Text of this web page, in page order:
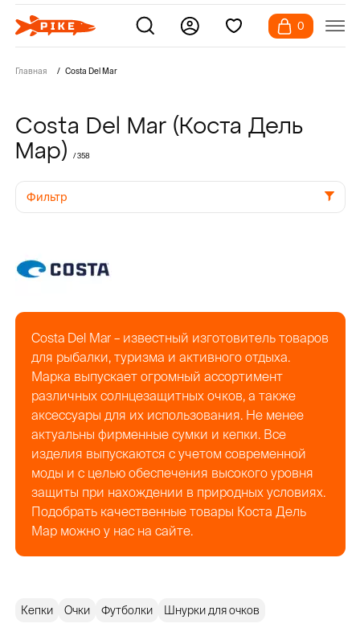
0
Главная Costa Del Mar
Costa Del Mar (Коста Дель
Мар)
/ 358
Фильтр
Costa Del Mar – известный изготовитель товаров
для рыбалки, туризма и активного отдыха.
Марка выпускает огромный ассортимент
различных солнцезащитных очков, а также
аксессуары для их использования. Не менее
актуальны фирменные сумки и кепки. Все
изделия выпускаются с учетом современной
моды и с целью обеспечения высокого уровня
защиты при нахождении в природных условиях.
Подобрать качественные товары Коста Дель
Мар можно у нас на сайте.
Кепки Очки Футболки Шнурки для очков